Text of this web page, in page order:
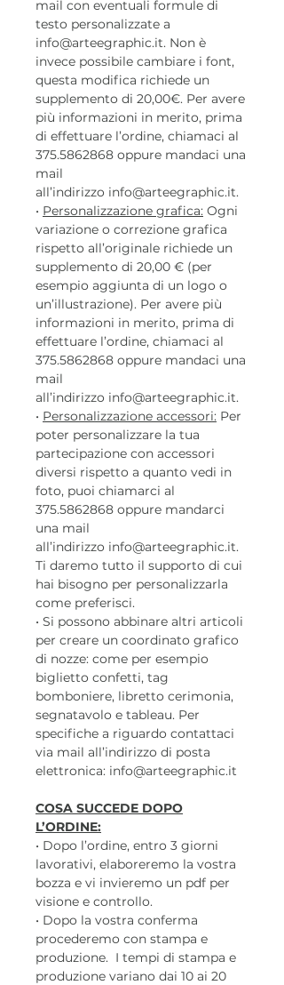
mail con eventuali formule di
testo personalizzate a
info@arteegraphic.it. Non è
invece possibile cambiare i font,
questa modifica richiede un
supplemento di 20,00€. Per avere
più informazioni in merito, prima
di effettuare l’ordine, chiamaci al
375.5862868 oppure mandaci una
mail
all’indirizzo info@arteegraphic.it.
• Personalizzazione grafica: Ogni
variazione o correzione grafica
rispetto all’originale richiede un
supplemento di 20,00 € (per
esempio aggiunta di un logo o
un’illustrazione). Per avere più
informazioni in merito, prima di
effettuare l’ordine, chiamaci al
375.5862868 oppure mandaci una
mail
all’indirizzo info@arteegraphic.it.
• Personalizzazione accessori: Per
poter personalizzare la tua
partecipazione con accessori
diversi rispetto a quanto vedi in
foto, puoi chiamarci al
375.5862868 oppure mandarci
una mail
all’indirizzo info@arteegraphic.it.
Ti daremo tutto il supporto di cui
hai bisogno per personalizzarla
come preferisci.
• Si possono abbinare altri articoli
per creare un coordinato grafico
di nozze: come per esempio
biglietto confetti, tag
bomboniere, libretto cerimonia,
segnatavolo e tableau. Per
specifiche a riguardo contattaci
via mail all’indirizzo di posta
elettronica: info@arteegraphic.it
COSA SUCCEDE DOPO
L’ORDINE:
• Dopo l’ordine, entro 3 giorni
lavorativi, elaboreremo la vostra
bozza e vi invieremo un pdf per
visione e controllo.
• Dopo la vostra conferma
procederemo con stampa e
produzione. I tempi di stampa e
produzione variano dai 10 ai 20